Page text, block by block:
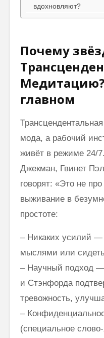
вдохновляют?
Почему
главном
мода, а рабочий
живёт в режиме 24/
Джекман, Гвинет
говорят: «Это не
выживание в
простоте:
– Никаких усилий —
мыслями или
– Научный подход —
и Стэнфорда
тревожность,
–
(специальное
Три